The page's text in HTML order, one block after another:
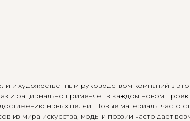
художественным руководством компаний в
и рационально применяет в каждом новом
новых целей. Новые материалы часто
из мира искусства, моды и поэзии часто дает